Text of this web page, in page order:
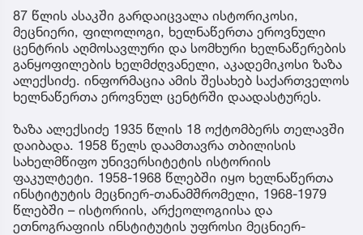
წინასწარმეტყველება
87 წლის ასაკში გარდაიცვალა ისტორიკოსი,
მეცნიერი, ფილოლოგი, ხელნაწერთა ეროვნული
ცენტრის აღმოსავლური და სომხური ხელნაწერების
განყოფილების ხელმძღვანელი, აკადემიკოსი ზაზა
ალექსიძე. ინფორმაცია ამის შესახებ საქართველოს
ხელნაწერთა ეროვნულ ცენტრში დაადასტურეს.
ზაზა ალექსიძე 1935 წლის 18 ოქტომბერს თელავში
დაიბადა. 1958 წელს დაამთავრა თბილისის
სახელმწიფო უნივერსიტეტის ისტორიის
ფაკულტეტი. 1958-1968 წლებში იყო ხელნაწერთა
ინსტიტუტის მეცნიერ-თანამშრომელი, 1968-1979
წლებში – ისტორიის, არქეოლოგიისა და
ეთნოგრაფიის ინსტიტუტის უფროსი მეცნიერ-